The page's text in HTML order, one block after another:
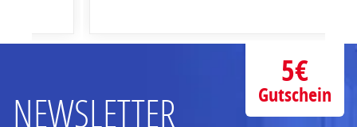
NEWSLETTER
5€
Gutschein